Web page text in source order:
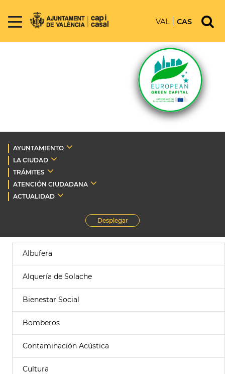
VAL CAS
AYUNTAMIENTO
LA CIUDAD
TRÁMITES
ATENCIÓN CIUDADANA
ACTUALIDAD
Desplegar
Albufera
Alquería de Solache
Bienestar Social
Bomberos
Contaminación Acústica
Cultura